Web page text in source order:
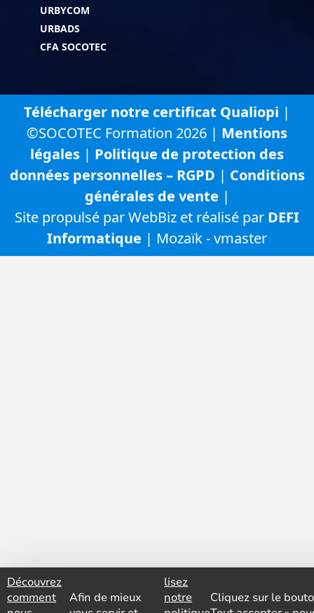
URBYCOM
URBADS
CFA SOCOTEC
Télécharger notre certificat Qualiopi |
©SOCOTEC Formation 2026 | Mentions
légales | Politique de protection des
données personnelles – RGPD | Conditions
générales de vente |
Site propulsé par WebBiz et réalisé par DEFI
Informatique | Mozaïk - vmaster
Découvrez
comment
Afin de mieux
lisez
notre
Cliquez sur le